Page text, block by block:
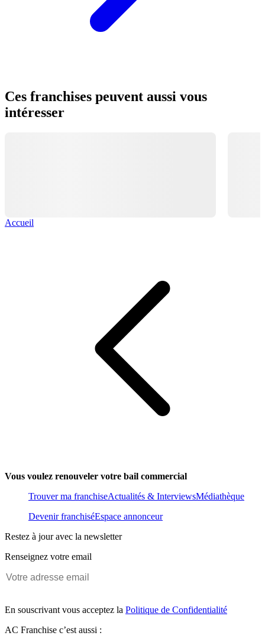
Ces franchises peuvent aussi vous
intéresser
Accueil
Vous voulez renouveler votre bail commercial
Trouver ma franchiseActualités & InterviewsMédiathèque
Devenir franchiséEspace annonceur
Restez à jour avec la newsletter
Renseignez votre email
En souscrivant vous acceptez la Politique de Confidentialité
AC Franchise c’est aussi :